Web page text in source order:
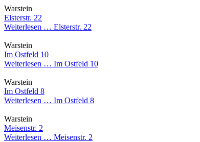
Warstein
Elsterstr. 22
Weiterlesen … Elsterstr. 22
Warstein
Im Ostfeld 10
Weiterlesen … Im Ostfeld 10
Warstein
Im Ostfeld 8
Weiterlesen … Im Ostfeld 8
Warstein
Meisenstr. 2
Weiterlesen … Meisenstr. 2